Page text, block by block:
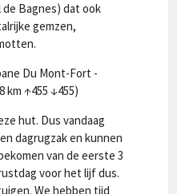
Bagnes) dat ook
gemzen,
Du Mont-Fort -
↑455 ↓455)
hut. Dus vandaag
dagrugzak en kunnen
van de eerste 3
voor het lijf dus.
We hebben tijd